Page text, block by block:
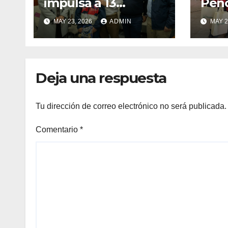
impulsa a 13
deportistas que
llevarán la bandera
maulina a
MAY 23, 2026 ADMIN MAY
Deja una respuesta
Tu dirección de correo electrónico no será publicada.
Comentario *